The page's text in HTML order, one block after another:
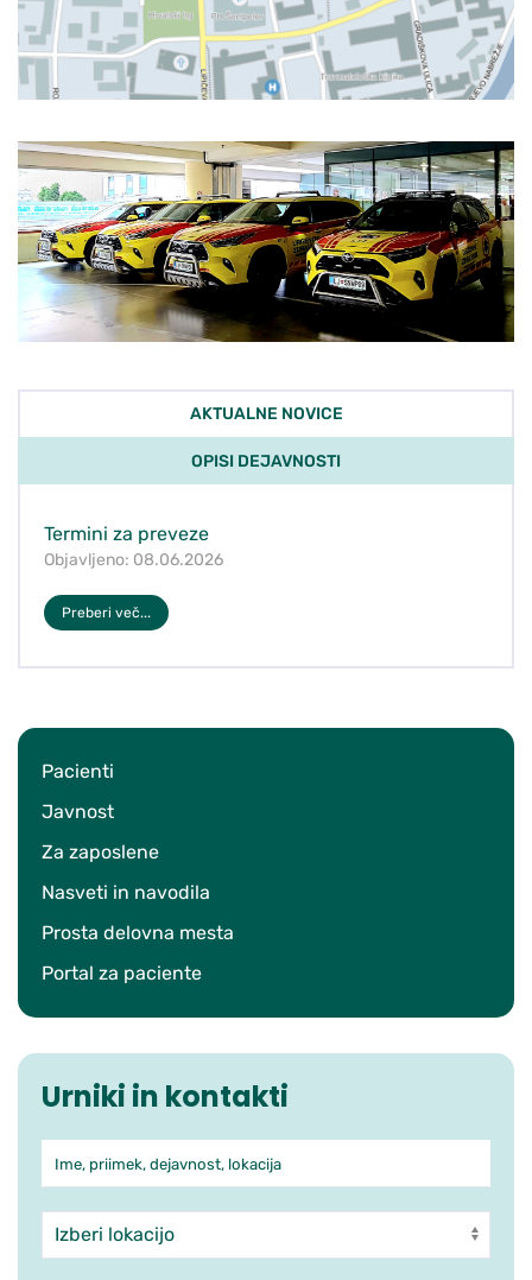
Pacienti
Javnost
Za zaposlene
Nasveti in navodila
Prosta delovna mesta
Portal za paciente
Urniki in kontakti
Iskanje po ambulantah in
Ime, priimek, dejavnost, lokacija
Enota
AKTUALNE NOVICE
OPISI DEJAVNOSTI
Termini za preveze
Objavljeno: 08.06.2026
Preberi več...